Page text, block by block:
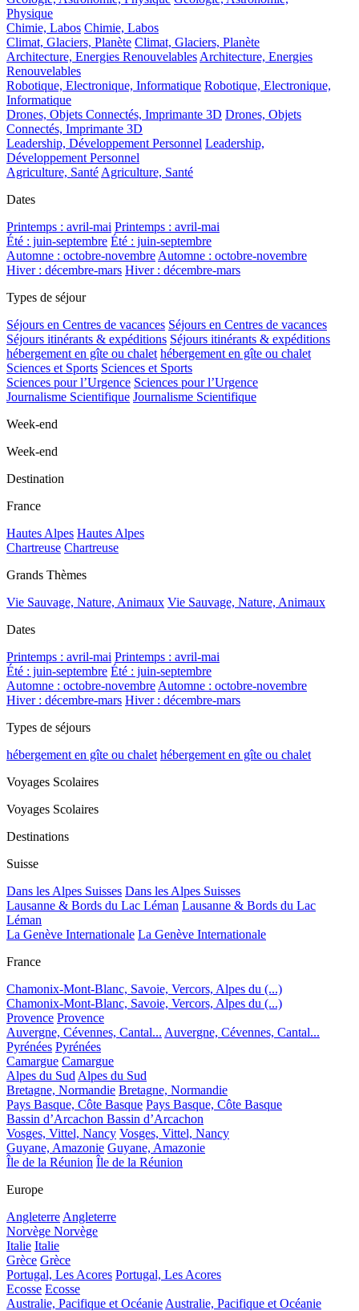
Physique
Chimie, Labos Chimie, Labos
Climat, Glaciers, Planète Climat, Glaciers, Planète
Architecture, Energies Renouvelables Architecture, Energies
Renouvelables
Robotique, Electronique, Informatique Robotique, Electronique,
Informatique
Drones, Objets Connectés, Imprimante 3D Drones, Objets
Connectés, Imprimante 3D
Leadership, Développement Personnel Leadership,
Développement Personnel
Agriculture, Santé Agriculture, Santé
Dates
Printemps : avril-mai Printemps : avril-mai
Été : juin-septembre Été : juin-septembre
Automne : octobre-novembre Automne : octobre-novembre
Hiver : décembre-mars Hiver : décembre-mars
Types de séjour
Séjours en Centres de vacances Séjours en Centres de vacances
Séjours itinérants & expéditions Séjours itinérants & expéditions
hébergement en gîte ou chalet hébergement en gîte ou chalet
Sciences et Sports Sciences et Sports
Sciences pour l’Urgence Sciences pour l’Urgence
Journalisme Scientifique Journalisme Scientifique
Week-end
Week-end
Destination
France
Hautes Alpes Hautes Alpes
Chartreuse Chartreuse
Grands Thèmes
Vie Sauvage, Nature, Animaux Vie Sauvage, Nature, Animaux
Dates
Printemps : avril-mai Printemps : avril-mai
Été : juin-septembre Été : juin-septembre
Automne : octobre-novembre Automne : octobre-novembre
Hiver : décembre-mars Hiver : décembre-mars
Types de séjours
hébergement en gîte ou chalet hébergement en gîte ou chalet
Voyages Scolaires
Voyages Scolaires
Destinations
Suisse
Dans les Alpes Suisses Dans les Alpes Suisses
Lausanne & Bords du Lac Léman Lausanne & Bords du Lac
Léman
La Genève Internationale La Genève Internationale
France
Chamonix-Mont-Blanc, Savoie, Vercors, Alpes du (...)
Chamonix-Mont-Blanc, Savoie, Vercors, Alpes du (...)
Provence Provence
Auvergne, Cévennes, Cantal... Auvergne, Cévennes, Cantal...
Pyrénées Pyrénées
Camargue Camargue
Alpes du Sud Alpes du Sud
Bretagne, Normandie Bretagne, Normandie
Pays Basque, Côte Basque Pays Basque, Côte Basque
Bassin d’Arcachon Bassin d’Arcachon
Vosges, Vittel, Nancy Vosges, Vittel, Nancy
Guyane, Amazonie Guyane, Amazonie
Île de la Réunion Île de la Réunion
Europe
Angleterre Angleterre
Norvège Norvège
Italie Italie
Grèce Grèce
Portugal, Les Acores Portugal, Les Acores
Ecosse Ecosse
Australie, Pacifique et Océanie Australie, Pacifique et Océanie